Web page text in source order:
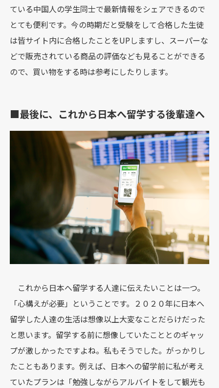
ている中国人の学生同士で最新情報をシェアできるので
とても便利です。今の時期だと受験をして合格した生徒
は皆サイト内に合格したことをUPしますし、スーパーな
どで販売されている商品の評価なども見ることができる
ので、買い物をする時は参考にしたりします。
■最後に、これから日本へ留学する後輩達へ
これから日本へ留学する人達に伝えたいことは一つ。
「心構えが必要」ということです。２０２０年に日本へ
留学した人達の生活は想像以上大変なことだらけだった
と思います。留学する前に想像していたこととのギャッ
プが激しかったですよね。私もそうでした。がっかりし
たこともあります。例えば、日本への留学前に私が考え
ていたプランは「勉強しながらアルバイトをして観光も